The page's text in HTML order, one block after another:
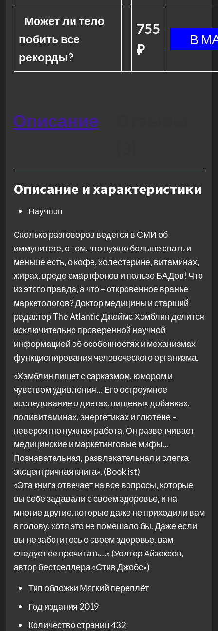
Может ли тело
побить все
рекорды?
755
₽
Описание
Описание и характеристики
Научпоп
Сколько разговоров ведется в СМИ об
иммунитете, о том, что нужно больше спать и
меньше есть, о кофе, холестерине, витаминах,
жирах, вреде смартфонов и пользе БАДов! Что
из этого правда, а что – откровенное вранье
маркетологов? Доктор медицины и старший
редактор The Atlantic Джеймс Хэмблин делится
исключительно проверенной научной
информацией об особенностях и механизмах
функционирования человеческого организма.
«Хэмблин пишет с сарказмом, юмором и
чувством удивления… Его остроумное
исследование о диетах, пищевых добавках,
поливитаминах, энергетиках и глютене –
невероятно нужная работа. Он развенчивает
медицинские и маркетинговые мифы…
Познавательная, развлекательная и слегка
эксцентричная книга». (Booklist)
«Эта книга отвечает на все вопросы, которые
вы себе задавали о своем здоровье, и на
многие другие, которые даже не приходили вам
в голову, хотя это не помешало бы. Даже если
вы не заботитесь о своем здоровье, вам
следует ее прочитать…» (Уолтер Айзексон,
автор бестселлера «Стив Джобс»)
Тип обложки Мягкий переплёт
Год издания 2019
Количество страниц432